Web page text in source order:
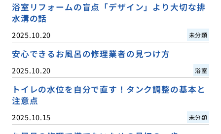
浴室リフォームの盲点「デザイン」より大切な排
水溝の話
2025.10.20 未分類
安心できるお風呂の修理業者の見つけ方
2025.10.20 浴室
トイレの水位を自分で直す！タンク調整の基本と
注意点
2025.10.15 未分類